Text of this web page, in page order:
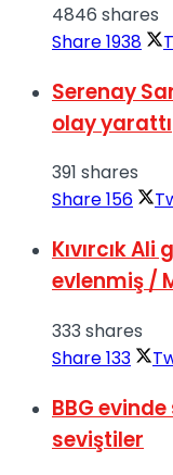
4846 shares
Share1938
Serenay
olay yarattı
391 shares
Share156
Kıvırcık Ali
evlenmiş /
333 shares
Share133
BBG
seviştiler